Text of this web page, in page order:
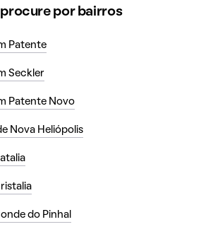
por bairros
Patente
Seckler
Patente Novo
Nova Heliópolis
do Pinhal